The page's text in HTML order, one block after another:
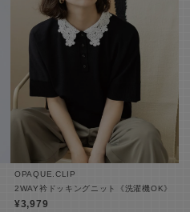
OPAQUE.CLIP
2WAY衿ドッキングニット《洗濯機OK》
¥3,979